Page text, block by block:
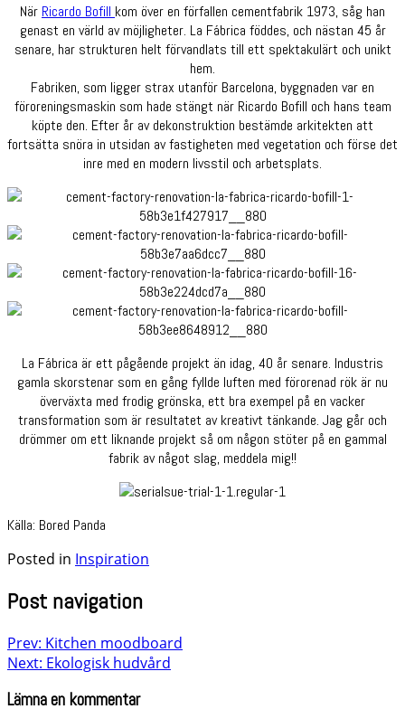
När Ricardo Bofill kom över en förfallen cementfabrik 1973, såg han
genast en värld av möjligheter. La Fábrica föddes, och nästan 45 år
senare, har strukturen helt förvandlats till ett spektakulärt och unikt
hem.
Fabriken, som ligger strax utanför Barcelona, byggnaden var en
föroreningsmaskin som hade stängt när Ricardo Bofill och hans team
köpte den. Efter år av dekonstruktion bestämde arkitekten att
fortsätta snöra in utsidan av fastigheten med vegetation och förse det
inre med en modern livsstil och arbetsplats.
La Fábrica är ett pågående projekt än idag, 40 år senare. Industris
gamla skorstenar som en gång fyllde luften med förorenad rök är nu
överväxta med frodig grönska, ett bra exempel på en vacker
transformation som är resultatet av kreativt tänkande. Jag går och
drömmer om ett liknande projekt så om någon stöter på en gammal
fabrik av något slag, meddela mig!!
Källa: Bored Panda
Posted in Inspiration
Post navigation
Prev: Kitchen moodboard
Next: Ekologisk hudvård
Lämna en kommentar